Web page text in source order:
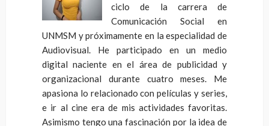
ciclo de la carrera de
Comunicación Social en
UNMSM y próximamente en la especialidad de
Audiovisual. He participado en un medio
digital naciente en el área de publicidad y
organizacional durante cuatro meses. Me
apasiona lo relacionado con películas y series,
e ir al cine era de mis actividades favoritas.
Asimismo tengo una fascinación por la idea de